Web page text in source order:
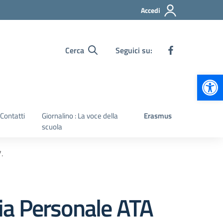
Accedi
Cerca Seguici su:
Contatti
Giornalino : La voce della
scuola
Erasmus
Personale ATA